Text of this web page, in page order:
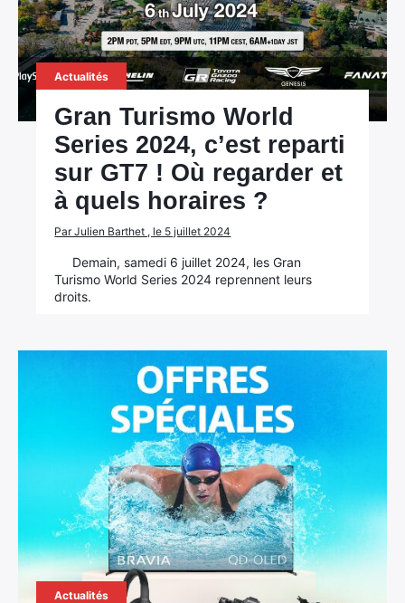
Actualités
Gran Turismo World
Series 2024, c’est reparti
sur GT7 ! Où regarder et
à quels horaires ?
Par Julien Barthet , le 5 juillet 2024
Demain, samedi 6 juillet 2024, les Gran
Turismo World Series 2024 reprennent leurs
droits.
Actualités